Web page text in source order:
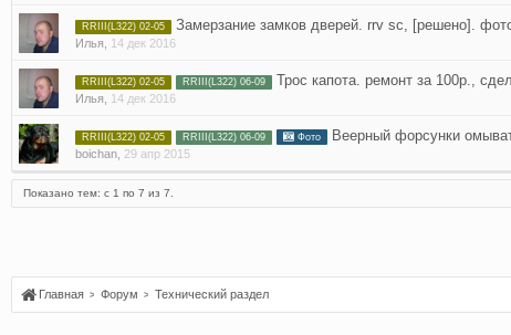
RRIII(L322) 02-05 Замерзание замков дверей. rrv sc, [решено].
Илья 14 дек 2016
RRIII(L322) 02-05 RRIII(L322) 06-09 Трос капота. ремонт за 100р.,
Илья 14 дек 2016
RRIII(L322) 02-05 RRIII(L322) 06-09 Фото Веерный форсунки
boichan 29 апр 2015
Показано тем: с 1 по 7 из 7.
Главная Форум Технический раздел